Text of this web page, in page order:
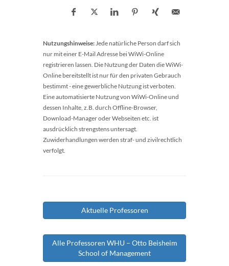
Nutzungshinweise:Jede natürliche Person darf sich
nur mit einer E-Mail Adresse bei WiWi-Online
registrieren lassen. Die Nutzung der Daten die WiWi-
Online bereitstellt ist nur für den privaten Gebrauch
bestimmt - eine gewerbliche Nutzung ist verboten.
Eine automatisierte Nutzung von WiWi-Online und
dessen Inhalte, z.B. durch Offline-Browser,
Download-Manager oder Webseiten etc. ist
ausdrücklich strengstens untersagt.
Zuwiderhandlungen werden straf- und zivilrechtlich
verfolgt.
Aktuelle Professoren
Alle Professoren WHU – Otto Beisheim
School of Management